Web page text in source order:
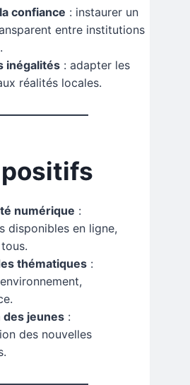
confiance : instaurer un
entre institutions
inégalités: adapter les
réalités locales.
numérique :
disponibles en ligne,
thématiques:
des jeunes:
des nouvelles